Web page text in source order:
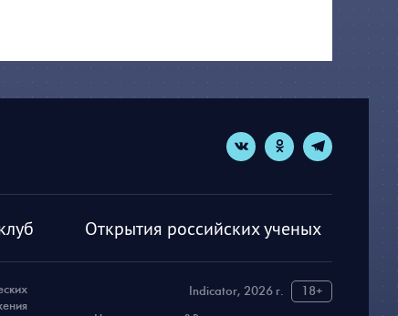
Открытия российских ученых
Indicator, 2026 г.
18+